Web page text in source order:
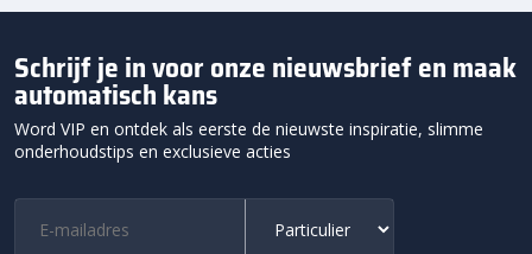
Schrijf je in voor onze nieuwsbrief en maak
automatisch kans
Word VIP en ontdek als eerste de nieuwste inspiratie, slimme
onderhoudstips en exclusieve acties